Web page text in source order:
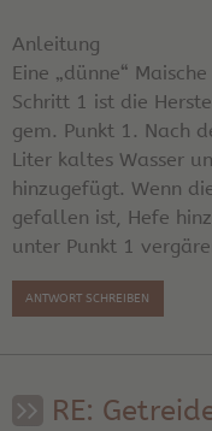
Anleitung
Eine „dünne“
Schritt 1 ist die
gem. Punkt 1. Nach
Liter kaltes Wasser
hinzugefügt. Wenn
gefallen ist, Hefe
unter Punkt 1
ANTWORT SCHREIBEN
RE: